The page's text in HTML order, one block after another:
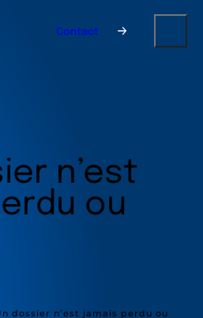
Contact
n’est
ou
dossier n’est jamais perdu ou